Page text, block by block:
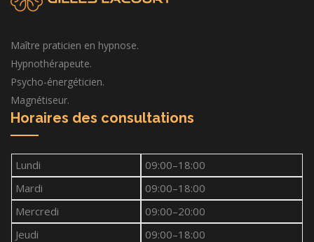
Maître praticien en hypnose.
Hypnothérapeute.
Psycho-énergéticien.
Magnétiseur.
Horaires des consultations
Lundi
09:00–18:00
Mardi
09:00–18:00
Mercredi
09:00–20:00
Jeudi
09:00–18:00